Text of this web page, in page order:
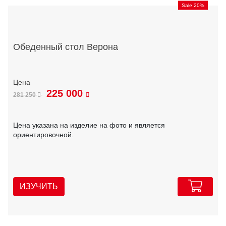
Sale 20%
Обеденный стол Верона
281 250 225 000
Цена указана на изделие на фото и является
ориентировочной.
ИЗУЧИТЬ